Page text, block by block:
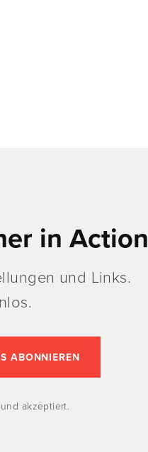
in Action
und Links.
akzeptiert.